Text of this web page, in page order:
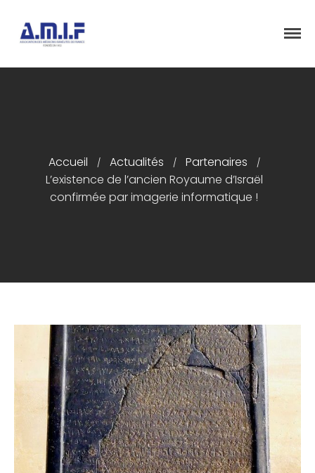
Présentation
Articles
Congrès 2019
Congrès 2020
Accueil / Actualités / Partenaires /
L’existence de l’ancien Royaume d’Israël
confirmée par imagerie informatique !